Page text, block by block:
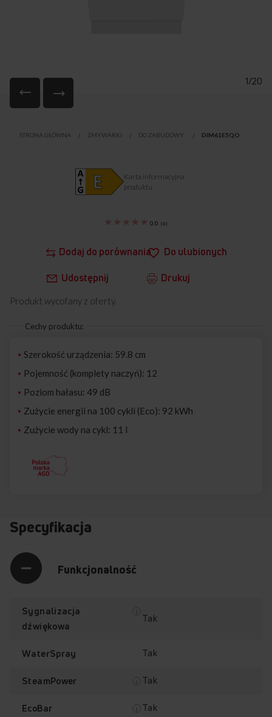
1/20
początek
STRONA GŁÓWNA ZMYWARKI DO ZABUDOWY DIM61E5QO
Dodaj do porównania Do ulubionych
Udostępnij Drukuj
0.0 (0)
Karta informacyjna
produktu
Produkt wycofany z oferty.
Cechy produktu:
Szerokość urządzenia: 59.8 cm
Pojemność (komplety naczyń): 12
Poziom hałasu: 49 dB
Zużycie energii na 100 cykli (Eco): 92 kWh
Zużycie wody na cykl: 11 l
Specyfikacja
Funkcjonalność
Sygnalizacja
dźwiękowa
Tak
WaterSpray Tak
SteamPower Tak
EcoBar Tak